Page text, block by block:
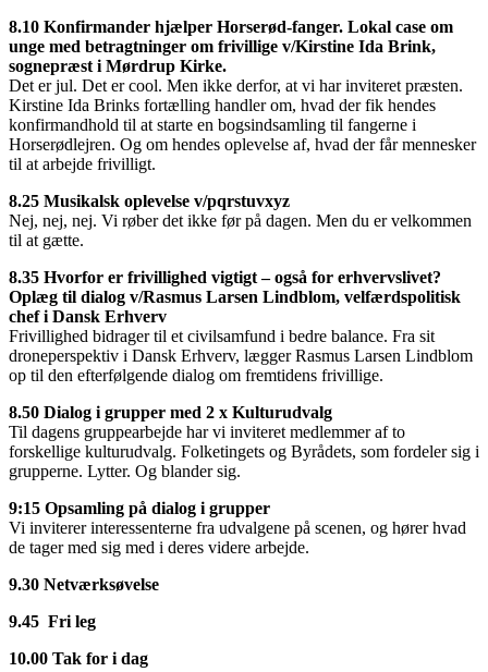
8.10 Konfirmander hjælper Horserød-fanger. Lokal case om
unge med betragtninger om frivillige v/Kirstine Ida Brink,
sognepræst i Mørdrup Kirke.
Det er jul. Det er cool. Men ikke derfor, at vi har inviteret præsten.
Kirstine Ida Brinks fortælling handler om, hvad der fik hendes
konfirmandhold til at starte en bogsindsamling til fangerne i
Horserødlejren. Og om hendes oplevelse af, hvad der får mennesker
til at arbejde frivilligt.
8.25 Musikalsk oplevelse v/pqrstuvxyz
Nej, nej, nej. Vi røber det ikke før på dagen. Men du er velkommen
til at gætte.
8.35 Hvorfor er frivillighed vigtigt – også for erhvervslivet?
Oplæg til dialog v/Rasmus Larsen Lindblom, velfærdspolitisk
chef i Dansk Erhverv
Frivillighed bidrager til et civilsamfund i bedre balance. Fra sit
droneperspektiv i Dansk Erhverv, lægger Rasmus Larsen Lindblom
op til den efterfølgende dialog om fremtidens frivillige.
8.50 Dialog i grupper med 2 x Kulturudvalg
Til dagens gruppearbejde har vi inviteret medlemmer af to
forskellige kulturudvalg. Folketingets og Byrådets, som fordeler sig i
grupperne. Lytter. Og blander sig.
9:15 Opsamling på dialog i grupper
Vi inviterer interessenterne fra udvalgene på scenen, og hører hvad
de tager med sig med i deres videre arbejde.
9.30 Netværksøvelse
9.45 Fri leg
10.00 Tak for i dag